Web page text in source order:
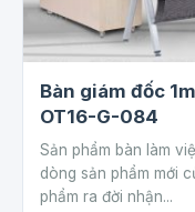
Bàn giám đốc
OT16-G-084
Sản phẩm bàn làm
dòng sản phẩm mới
phẩm ra đời nhận...